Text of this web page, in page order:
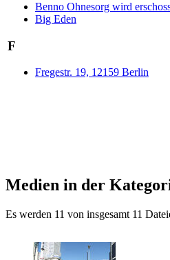
Benno Ohnesorg wird
Big Eden
F
Fregestr. 19, 12159 Berlin
Medien in der
Es werden 11 von insgesamt 11